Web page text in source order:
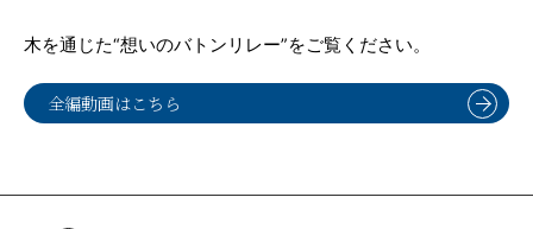
木を通じた“想いのバトンリレー”をご覧ください。
全編動画はこちら